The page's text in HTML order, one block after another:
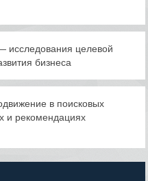
исследования целевой
бизнеса
в поисковых
и рекомендациях